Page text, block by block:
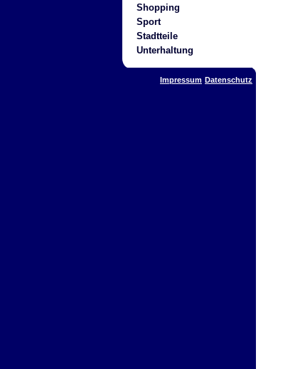
Shopping
Sport
Stadtteile
Unterhaltung
Impressum Datenschutz